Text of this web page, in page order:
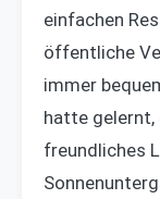
einfachen
öffentliche
immer
hatte gelernt,
freundliches